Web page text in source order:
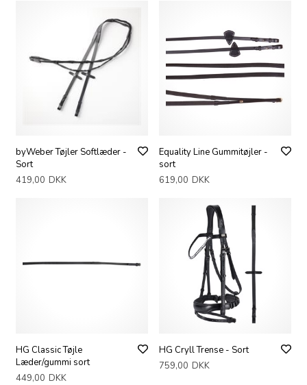
byWeber Tøjler Softlæder -
Sort
419,00 DKK
Equality Line Gummitøjler -
sort
619,00 DKK
HG Classic Tøjle
Læder/gummi sort
449,00 DKK
HG Cryll Trense - Sort
759,00 DKK